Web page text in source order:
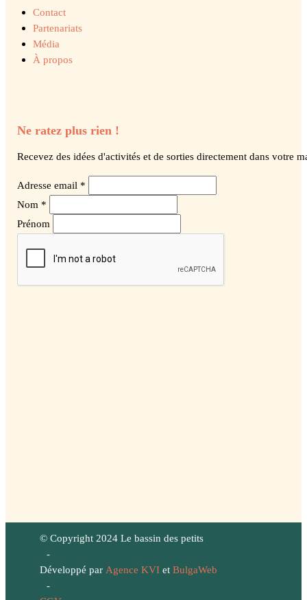
Contact
Partenariats
Média
À propos
Ne ratez plus rien !
Recevez des idées d'activités et de sorties directement dans votre
Adresse email *
Nom *
Prénom
© Copyright 2024 Le bassin des petits
-
Développé par Agence KVIet BulgaWeb
-